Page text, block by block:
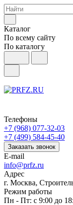
Каталог
По всему сайту
По каталогу
Телефоны
+7 (968) 077-32-03
+7 (499) 584-45-40
Заказать звонок
E-mail
info@prfz.ru
Адрес
г. Москва,
Режим работы
Пн - Пт: с 9:00 до